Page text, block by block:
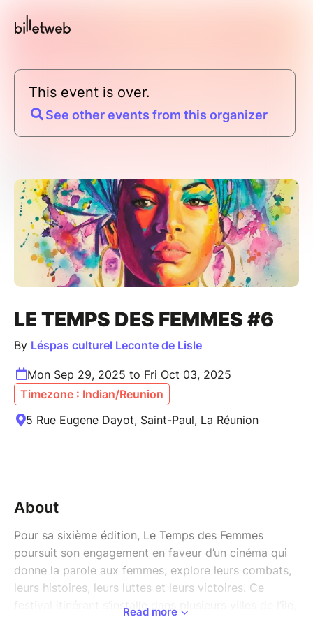
This event is over.
See other events from this organizer
LE TEMPS DES FEMMES #6
By Léspas culturel Leconte de Lisle
Mon Sep 29, 2025 to Fri Oct 03, 2025
Timezone : Indian/Reunion
5 Rue Eugene Dayot, Saint-Paul, La Réunion
About
Pour sa sixième édition, Le Temps des Femmes
poursuit son engagement en faveur d’un cinéma qui
donne la parole aux femmes, explore leurs combats,
leurs histoires, leurs luttes et leurs victoires. Ce
festival itinérant s’installe dans plusieurs villes de l’île,
Read more